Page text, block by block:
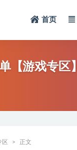
首页
【游戏专区】
区 正文